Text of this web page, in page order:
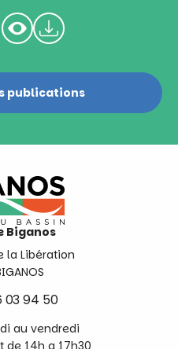
publications
Biganos
la Libération
03 94 50
au vendredi